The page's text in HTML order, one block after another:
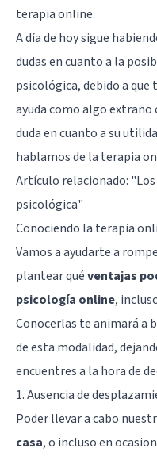
terapia online.
A día de hoy sigue
dudas en cuanto a la
psicológica, debido a que
ayuda como algo extraño
duda en cuanto a su
hablamos de la terapia
Artículo relacionado:
psicológica"
Conociendo la terapia
Vamos a ayudarte a
plantear quéventajas
psicología online,
Conocerlas te animará a
de esta modalidad,
encuentres a la hora de
1. Ausencia de
Poder llevar a cabo
casa, o incluso en